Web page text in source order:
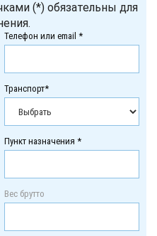
(*) обязательны для
Телефон или email *
Транспорт*
Пункт назначения *
Вес брутто